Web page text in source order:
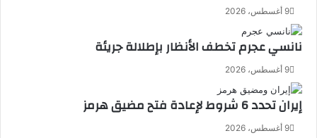
9 أغسطس، 2026
نانسي عجرم تخطف الأنظار بإطلالة جريئة
9 أغسطس، 2026
إيران تحدد 6 شروط لإعادة فتح مضيق هرمز
9 أغسطس، 2026